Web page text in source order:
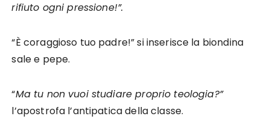
rifiuto ogni pressione!”.
“È coraggioso tuo padre!” si inserisce la biondina
sale e pepe.
“Ma tu non vuoi studiare proprio teologia?”
l’apostrofa l’antipatica della classe.